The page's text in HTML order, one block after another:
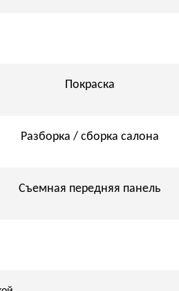
Покраска
Разборка / сборка салона
Съемная передняя панель